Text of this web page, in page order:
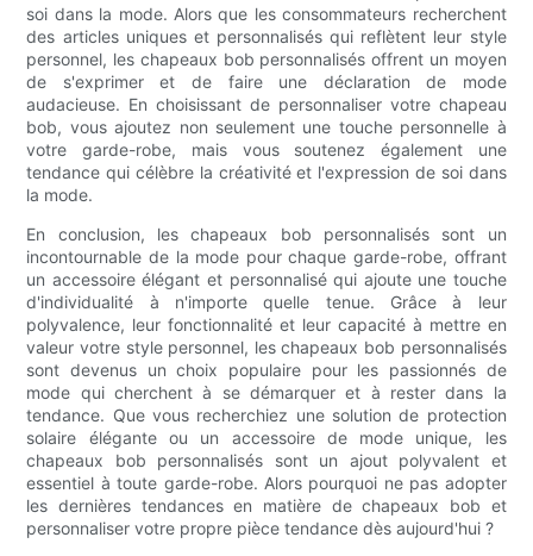
soi dans la mode. Alors que les consommateurs recherchent
des articles uniques et personnalisés qui reflètent leur style
personnel, les chapeaux bob personnalisés offrent un moyen
de s'exprimer et de faire une déclaration de mode
audacieuse. En choisissant de personnaliser votre chapeau
bob, vous ajoutez non seulement une touche personnelle à
votre garde-robe, mais vous soutenez également une
tendance qui célèbre la créativité et l'expression de soi dans
la mode.
En conclusion, les chapeaux bob personnalisés sont un
incontournable de la mode pour chaque garde-robe, offrant
un accessoire élégant et personnalisé qui ajoute une touche
d'individualité à n'importe quelle tenue. Grâce à leur
polyvalence, leur fonctionnalité et leur capacité à mettre en
valeur votre style personnel, les chapeaux bob personnalisés
sont devenus un choix populaire pour les passionnés de
mode qui cherchent à se démarquer et à rester dans la
tendance. Que vous recherchiez une solution de protection
solaire élégante ou un accessoire de mode unique, les
chapeaux bob personnalisés sont un ajout polyvalent et
essentiel à toute garde-robe. Alors pourquoi ne pas adopter
les dernières tendances en matière de chapeaux bob et
personnaliser votre propre pièce tendance dès aujourd'hui ?